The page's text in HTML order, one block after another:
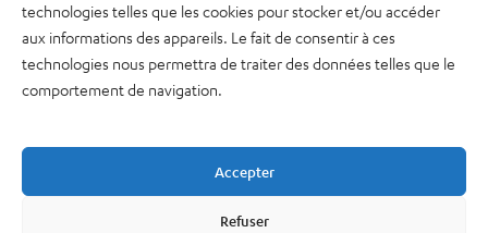
technologies telles que les cookies pour stocker et/ou accéder
aux informations des appareils. Le fait de consentir à ces
technologies nous permettra de traiter des données telles que le
comportement de navigation.
Accepter
Refuser
38, rue des Bourdonnais
Tél : 01 48 74 04 82
Nous contacter
Mentions légales – CGU